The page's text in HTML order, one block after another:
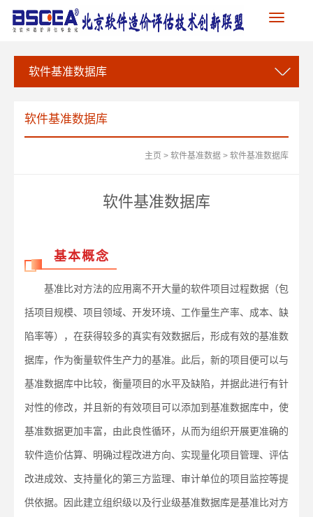
Toggle
navigation
软件基准数据库
软件基准数据库
主页 > 软件基准数据 > 软件基准数据库
软件基准数据库
基本概念
基准比对方法的应用离不开大量的软件项目过程数据（包
括项目规模、项目领域、开发环境、工作量生产率、成本、缺
陷率等），在获得较多的真实有效数据后，形成有效的基准数
据库，作为衡量软件生产力的基准。此后，新的项目便可以与
基准数据库中比较，衡量项目的水平及缺陷，并据此进行有针
对性的修改，并且新的有效项目可以添加到基准数据库中，使
基准数据更加丰富，由此良性循环，从而为组织开展更准确的
软件造价估算、明确过程改进方向、实现量化项目管理、评估
改进成效、支持量化的第三方监理、审计单位的项目监控等提
供依据。因此建立组织级以及行业级基准数据库是基准比对方